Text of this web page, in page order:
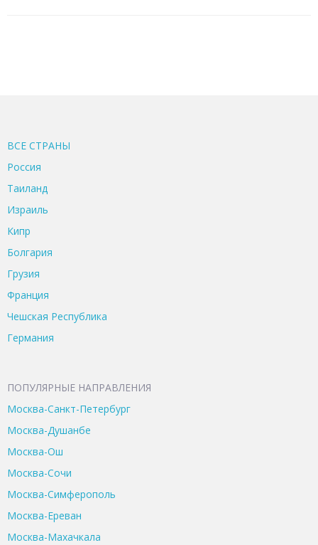
ВСЕ CТРАНЫ
Россия
Таиланд
Израиль
Кипр
Болгария
Грузия
Франция
Чешская Республика
Германия
ПОПУЛЯРНЫЕ НАПРАВЛЕНИЯ
Москва-Санкт-Петербург
Москва-Душанбе
Москва-Ош
Москва-Сочи
Москва-Симферополь
Москва-Ереван
Москва-Махачкала